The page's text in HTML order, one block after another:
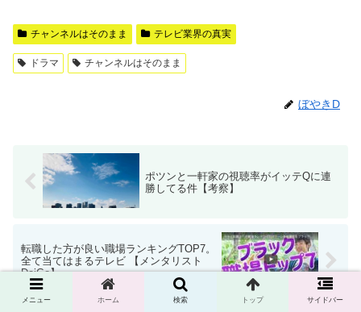
チャンネルはそのまま テレビ業界の真実
ドラマ チャンネルはそのまま
ぼやきD
ポツンと一軒家の視聴率がイッテQに連
勝してる件【考察】
転職した方が良い職場ランキングTOP7。
全て当てはまるテレビ 【メンタリスト
DaiGo】
メニュー ホーム 検索 トップ サイドバー